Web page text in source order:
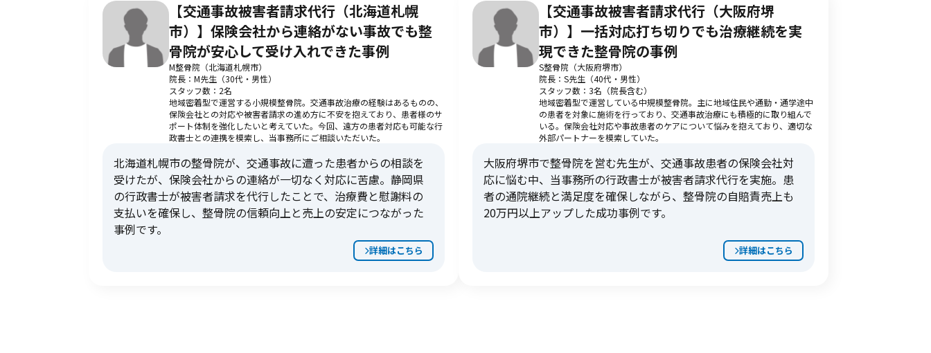
【交通事故被害者請求代行（北海道札幌
市）】保険会社から連絡がない事故でも整
骨院が安心して受け入れできた事例
M整骨院（北海道札幌市）
院長：M先生（30代・男性）
スタッフ数：2名
地域密着型で運営する小規模整骨院。交通事故治療の経験はあるものの、
保険会社との対応や被害者請求の進め方に不安を抱えており、患者様のサ
ポート体制を強化したいと考えていた。今回、遠方の患者対応も可能な行
政書士との連携を模索し、当事務所にご相談いただいた。
北海道札幌市の整骨院が、交通事故に遭った患者からの相談を
受けたが、保険会社からの連絡が一切なく対応に苦慮。静岡県
の行政書士が被害者請求を代行したことで、治療費と慰謝料の
支払いを確保し、整骨院の信頼向上と売上の安定につながった
事例です。
詳細はこちら
【交通事故被害者請求代行（大阪府堺
市）】一括対応打ち切りでも治療継続を実
現できた整骨院の事例
S整骨院（大阪府堺市）
院長：S先生（40代・男性）
スタッフ数：3名（院長含む）
地域密着型で運営している中規模整骨院。主に地域住民や通勤・通学途中
の患者を対象に施術を行っており、交通事故治療にも積極的に取り組んで
いる。保険会社対応や事故患者のケアについて悩みを抱えており、適切な
外部パートナーを模索していた。
大阪府堺市で整骨院を営む先生が、交通事故患者の保険会社対
応に悩む中、当事務所の行政書士が被害者請求代行を実施。患
者の通院継続と満足度を確保しながら、整骨院の自賠責売上も
20万円以上アップした成功事例です。
詳細はこちら